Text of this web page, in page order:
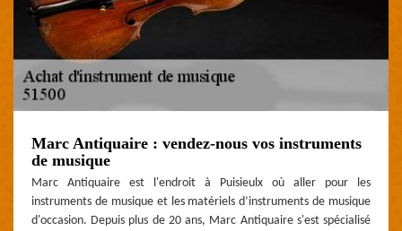
Marc Antiquaire : vendez-nous vos instruments
de musique
Marc Antiquaire est l'endroit à Puisieulx où aller pour les
instruments de musique et les matériels d’instruments de musique
d'occasion. Depuis plus de 20 ans, Marc Antiquaire s'est spécialisé